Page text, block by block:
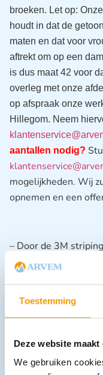
Toestemming
Deze website
We gebruiken
broeken. Let op:
houdt in dat de
maten en dat voor
aftrekt om op een
is dus maat 42 voor
overleg met onze
op afspraak onze
Hillegom. Neem
aantallen nodig?
mogelijkheden. Wij
opnemen en een
– Door de 3M
rug